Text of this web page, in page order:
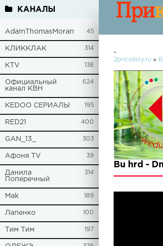
КАНАЛЫ
AdamThomasMoran 45
КЛИККЛАК 314
KTV 138
Официальный
канал КВН
624
KEDOO СЕРИАЛЫ 195
RED21 400
GAN_13_ 303
Афоня TV 39
Данила
Поперечный
314
Mak 189
Лапенко 100
Tим Тим 197
-
2pricolisty.ru »
Bu hrd -